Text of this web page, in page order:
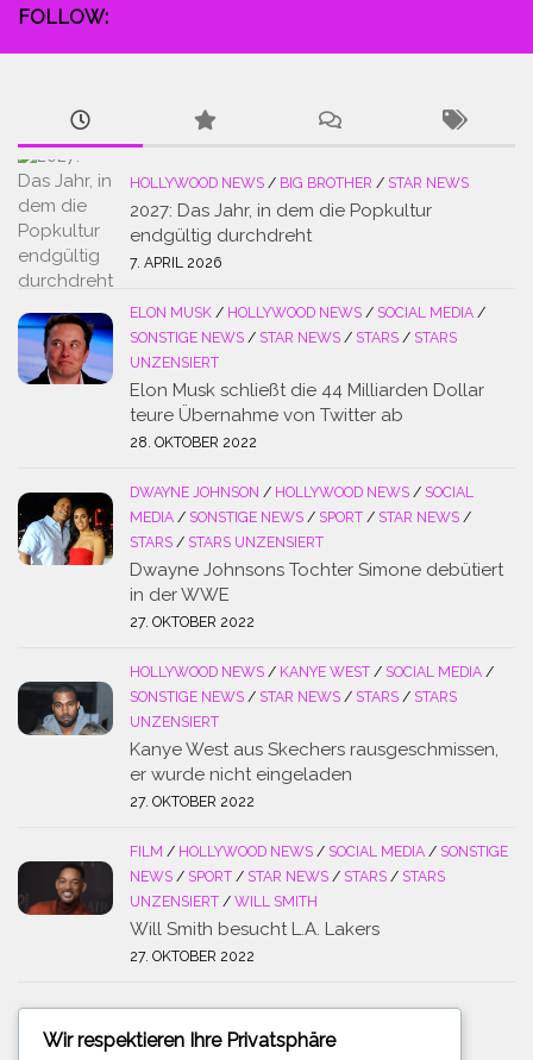
FOLLOW:
HOLLYWOOD NEWS / BIG BROTHER / STAR NEWS
2027: Das Jahr, in dem die Popkultur
endgültig durchdreht
7. APRIL 2026
ELON MUSK / HOLLYWOOD NEWS / SOCIAL MEDIA /
SONSTIGE NEWS / STAR NEWS / STARS / STARS
UNZENSIERT
Elon Musk schließt die 44 Milliarden Dollar
teure Übernahme von Twitter ab
28. OKTOBER 2022
DWAYNE JOHNSON / HOLLYWOOD NEWS / SOCIAL
MEDIA / SONSTIGE NEWS / SPORT / STAR NEWS /
STARS / STARS UNZENSIERT
Dwayne Johnsons Tochter Simone debütiert
in der WWE
27. OKTOBER 2022
HOLLYWOOD NEWS / KANYE WEST / SOCIAL MEDIA /
SONSTIGE NEWS / STAR NEWS / STARS / STARS
UNZENSIERT
Kanye West aus Skechers rausgeschmissen,
er wurde nicht eingeladen
27. OKTOBER 2022
FILM / HOLLYWOOD NEWS / SOCIAL MEDIA / SONSTIGE
NEWS / SPORT / STAR NEWS / STARS / STARS
UNZENSIERT / WILL SMITH
Will Smith besucht L.A. Lakers
27. OKTOBER 2022
Wir respektieren Ihre Privatsphäre